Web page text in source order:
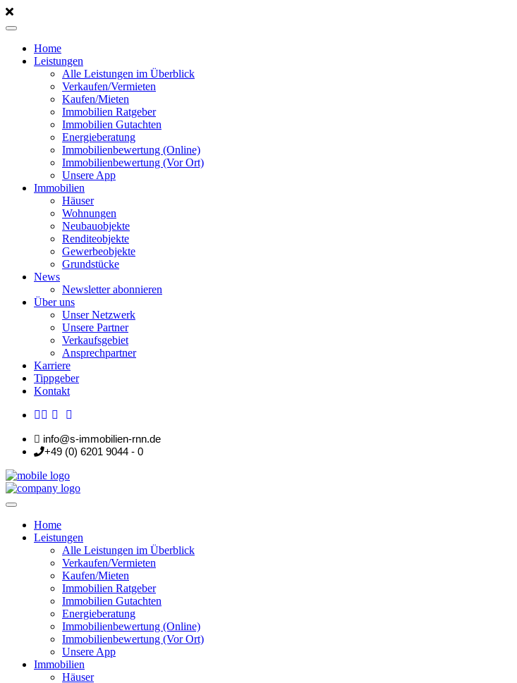
Home
Leistungen
Alle Leistungen im Überblick
Verkaufen/Vermieten
Kaufen/Mieten
Immobilien Ratgeber
Immobilien Gutachten
Energieberatung
Immobilienbewertung (Online)
Immobilienbewertung (Vor Ort)
Unsere App
Immobilien
Häuser
Wohnungen
Neubauobjekte
Renditeobjekte
Gewerbeobjekte
Grundstücke
News
Newsletter abonnieren
Über uns
Unser Netzwerk
Unsere Partner
Verkaufsgebiet
Ansprechpartner
Karriere
Tippgeber
Kontakt
info@s-immobilien-rnn.de
+49 (0) 6201 9044 - 0
Home
Leistungen
Alle Leistungen im Überblick
Verkaufen/Vermieten
Kaufen/Mieten
Immobilien Ratgeber
Immobilien Gutachten
Energieberatung
Immobilienbewertung (Online)
Immobilienbewertung (Vor Ort)
Unsere App
Immobilien
Häuser